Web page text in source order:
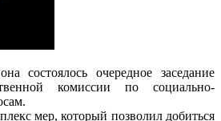
состоялось очередное заседание
комиссии по социально-
мер, который позволил добиться